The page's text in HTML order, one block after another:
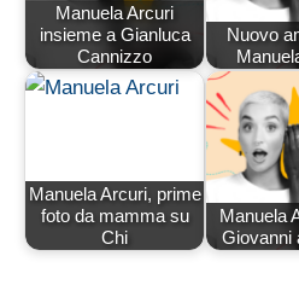
Manuela Arcuri
insieme a Gianluca
Cannizzo
Nuovo
Manuela Arcuri, prime
foto da mamma su
Chi
Manuela
Giovanni